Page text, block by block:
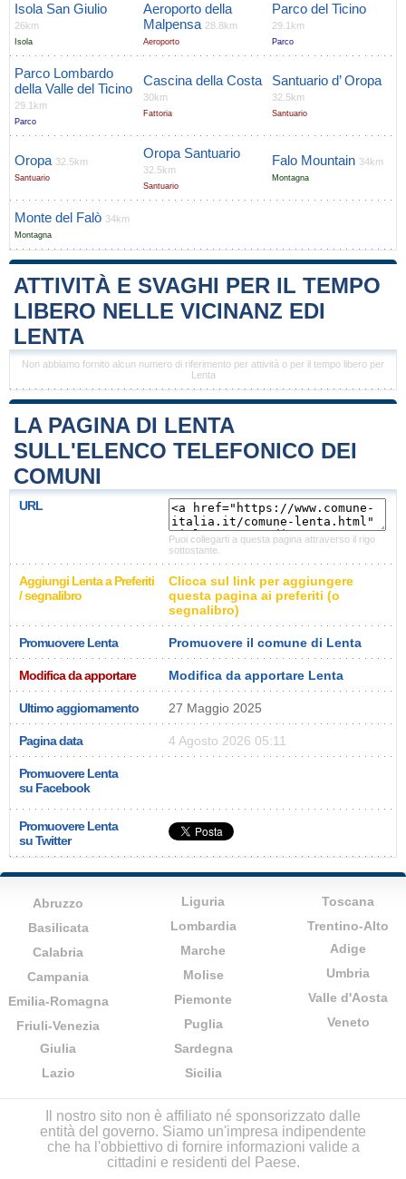
Isola San Giulio
26km
Isola
Aeroporto della
Malpensa 28.8km
Aeroporto
Parco del Ticino
29.1km
Parco
Parco Lombardo
della Valle del Ticino
29.1km
Parco
Cascina della Costa
30km
Fattoria
Santuario d’ Oropa
32.5km
Santuario
Oropa 32.5km
Santuario
Oropa Santuario
32.5km
Santuario
Falo Mountain 34km
Montagna
Monte del Falò 34km
Montagna
ATTIVITÀ E SVAGHI PER IL TEMPO
LIBERO NELLE VICINANZ EDI
LENTA
Non abbiamo fornito alcun numero di riferimento per attività o per il tempo libero per
Lenta
LA PAGINA DI LENTA
SULL'ELENCO TELEFONICO DEI
COMUNI
URL
Puoi collegarti a questa pagina attraverso il rigo
sottostante.
Aggiungi Lenta a Preferiti
/ segnalibro
Clicca sul link per aggiungere
questa pagina ai preferiti (o
segnalibro)
Promuovere Lenta Promuovere il comune di Lenta
Modifica da apportare Modifica da apportare Lenta
Ultimo aggiornamento 27 Maggio 2025
Pagina data 4 Agosto 2026 05:11
Promuovere Lenta
su Facebook
Promuovere Lenta
su Twitter
Abruzzo
Basilicata
Calabria
Campania
Emilia-Romagna
Friuli-Venezia
Giulia
Lazio
Liguria
Lombardia
Marche
Molise
Piemonte
Puglia
Sardegna
Sicilia
Toscana
Trentino-Alto
Adige
Umbria
Valle d'Aosta
Veneto
Il nostro sito non è affiliato né sponsorizzato dalle
entità del governo. Siamo un'impresa indipendente
che ha l'obbiettivo di fornire informazioni valide a
cittadini e residenti del Paese.